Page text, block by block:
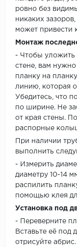
ровно без
никаких
может привести
Монтаж
- Чтобы
стене, вам
планку на
линию, которая
Убедитесь, что
по ширине. Не
от края стены.
распорные
При наличии
выполнить
- Измерить
диаметру 10-14
распилить
помощью клея
Установка под
- Переверните
Вставьте её под
отрисуйте